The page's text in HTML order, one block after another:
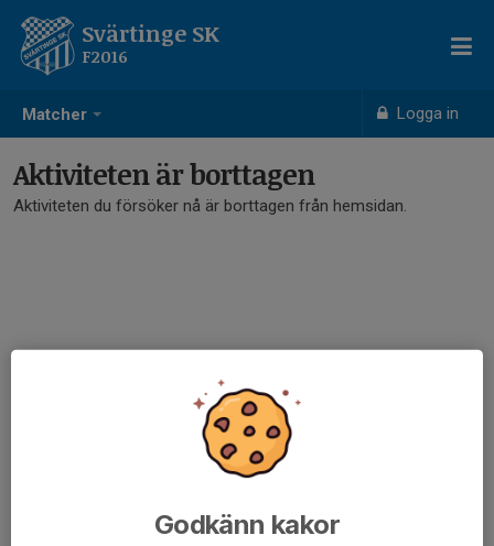
Matcher Logga in
Svärtinge SK
F2016
Aktiviteten är borttagen
Aktiviteten du försöker nå är borttagen från hemsidan.
Godkänn kakor